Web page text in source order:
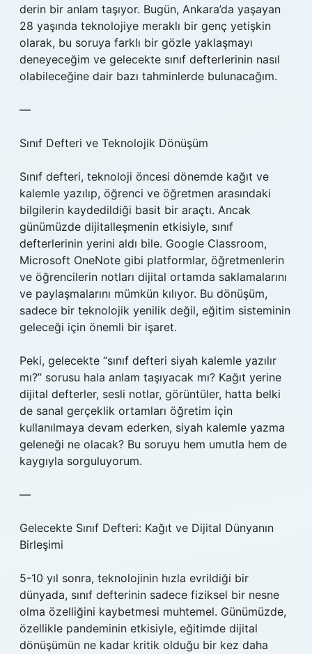
derin bir anlam taşıyor. Bugün, Ankara’da yaşayan
28 yaşında teknolojiye meraklı bir genç yetişkin
olarak, bu soruya farklı bir gözle yaklaşmayı
deneyeceğim ve gelecekte sınıf defterlerinin nasıl
olabileceğine dair bazı tahminlerde bulunacağım.
—
Sınıf Defteri ve Teknolojik Dönüşüm
Sınıf defteri, teknoloji öncesi dönemde kağıt ve
kalemle yazılıp, öğrenci ve öğretmen arasındaki
bilgilerin kaydedildiği basit bir araçtı. Ancak
günümüzde dijitalleşmenin etkisiyle, sınıf
defterlerinin yerini aldı bile. Google Classroom,
Microsoft OneNote gibi platformlar, öğretmenlerin
ve öğrencilerin notları dijital ortamda saklamalarını
ve paylaşmalarını mümkün kılıyor. Bu dönüşüm,
sadece bir teknolojik yenilik değil, eğitim sisteminin
geleceği için önemli bir işaret.
Peki, gelecekte “sınıf defteri siyah kalemle yazılır
mı?” sorusu hala anlam taşıyacak mı? Kağıt yerine
dijital defterler, sesli notlar, görüntüler, hatta belki
de sanal gerçeklik ortamları öğretim için
kullanılmaya devam ederken, siyah kalemle yazma
geleneği ne olacak? Bu soruyu hem umutla hem de
kaygıyla sorguluyorum.
—
Gelecekte Sınıf Defteri: Kağıt ve Dijital Dünyanın
Birleşimi
5-10 yıl sonra, teknolojinin hızla evrildiği bir
dünyada, sınıf defterinin sadece fiziksel bir nesne
olma özelliğini kaybetmesi muhtemel. Günümüzde,
özellikle pandeminin etkisiyle, eğitimde dijital
dönüşümün ne kadar kritik olduğu bir kez daha